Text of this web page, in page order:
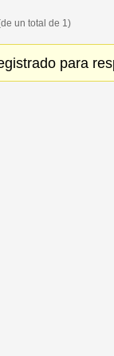
un total de 1)
para